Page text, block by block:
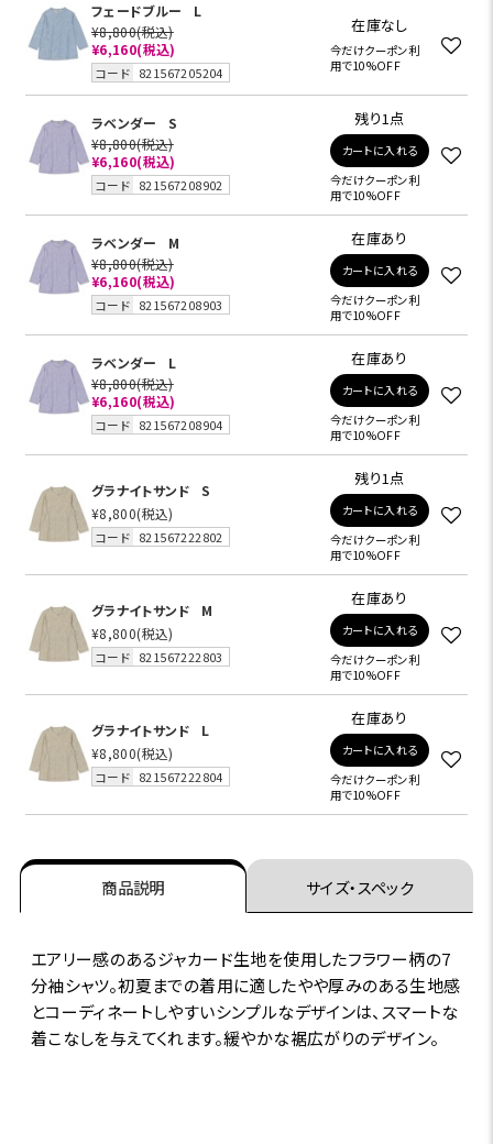
フェードブルー
L
¥8,800(税込)
¥6,160(税込)
コード 821567205204
在庫なし
今だけクーポン利
用で10%OFF
ラベンダー
S
¥8,800(税込)
¥6,160(税込)
コード 821567208902
残り1点
カートに入れる
今だけクーポン利
用で10%OFF
ラベンダー
M
¥8,800(税込)
¥6,160(税込)
コード 821567208903
在庫あり
カートに入れる
今だけクーポン利
用で10%OFF
ラベンダー
L
¥8,800(税込)
¥6,160(税込)
コード 821567208904
在庫あり
カートに入れる
今だけクーポン利
用で10%OFF
グラナイトサンド
S
¥8,800(税込)
コード 821567222802
残り1点
カートに入れる
今だけクーポン利
用で10%OFF
グラナイトサンド
M
¥8,800(税込)
コード 821567222803
在庫あり
カートに入れる
今だけクーポン利
用で10%OFF
グラナイトサンド
L
¥8,800(税込)
コード 821567222804
在庫あり
カートに入れる
今だけクーポン利
用で10%OFF
商品説明 サイズ・スペック
エアリー感のあるジャカード生地を使用したフラワー柄の7
分袖シャツ。初夏までの着用に適したやや厚みのある生地感
とコーディネートしやすいシンプルなデザインは、スマートな
着こなしを与えてくれます。緩やかな裾広がりのデザイン。